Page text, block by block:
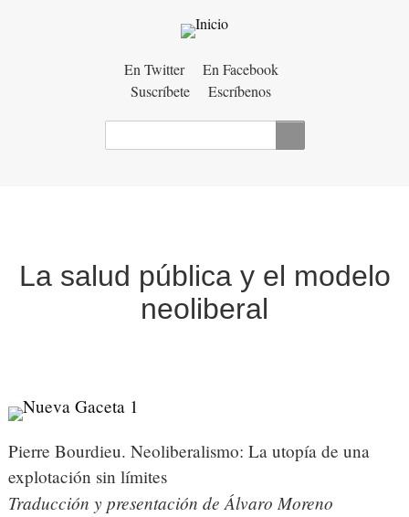
Menú
auxiliar
En Twitter
En Facebook
Suscríbete
Escríbenos
La salud pública y el modelo
neoliberal
Pierre Bourdieu. Neoliberalismo: La utopía de una
explotación sin límites
Traducción y presentación de Álvaro Moreno